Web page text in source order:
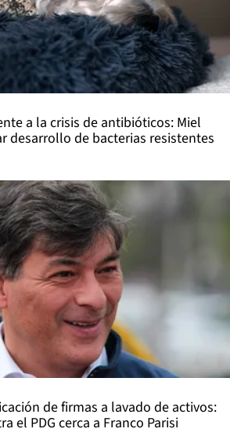
a la crisis de antibióticos: Miel
desarrollo de bacterias resistentes
de firmas a lavado de activos:
el PDG cerca a Franco Parisi